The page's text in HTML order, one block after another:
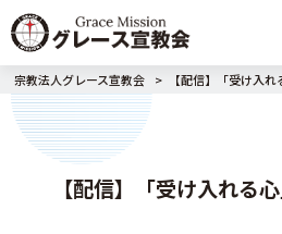
宗教法人グレース宣教会 > 【配信】「受け入
【配信】「受け入れる